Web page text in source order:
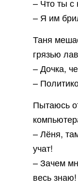
– Что ты с
– Я им
Таня
грязью
– Дочка,
–
Пытаюсь
– Лёня,
учат!
– Зачем
весь знаю!